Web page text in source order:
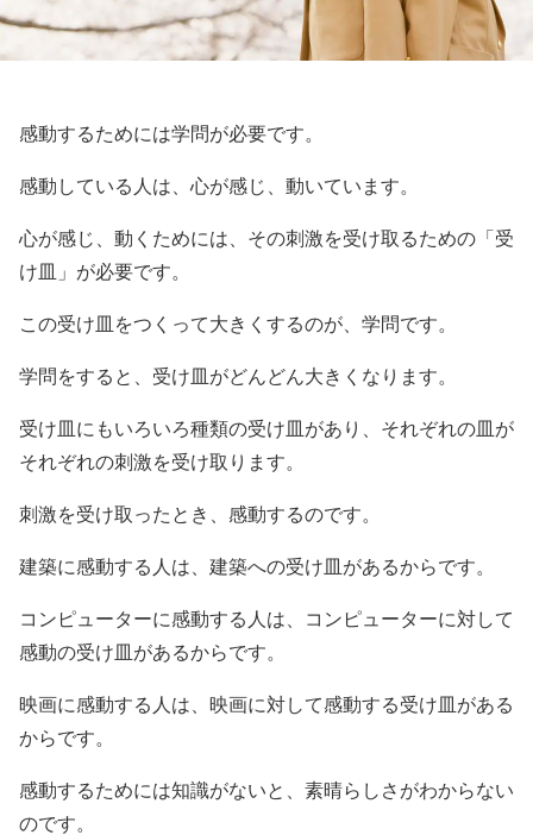
感動するためには学問が必要です。
感動している人は、心が感じ、動いています。
心が感じ、動くためには、その刺激を受け取るための「受
け皿」が必要です。
この受け皿をつくって大きくするのが、学問です。
学問をすると、受け皿がどんどん大きくなります。
受け皿にもいろいろ種類の受け皿があり、それぞれの皿が
それぞれの刺激を受け取ります。
刺激を受け取ったとき、感動するのです。
建築に感動する人は、建築への受け皿があるからです。
コンピューターに感動する人は、コンピューターに対して
感動の受け皿があるからです。
映画に感動する人は、映画に対して感動する受け皿がある
からです。
感動するためには知識がないと、素晴らしさがわからない
のです。